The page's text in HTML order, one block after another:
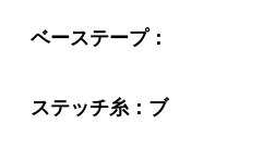
ープ：
糸：ブ